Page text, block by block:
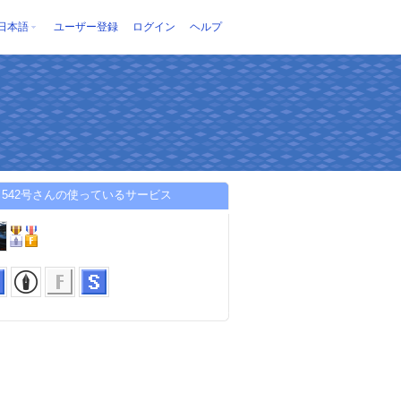
本語 ユーザー登録 ログイン ヘルプ
号さんの使っているサービス